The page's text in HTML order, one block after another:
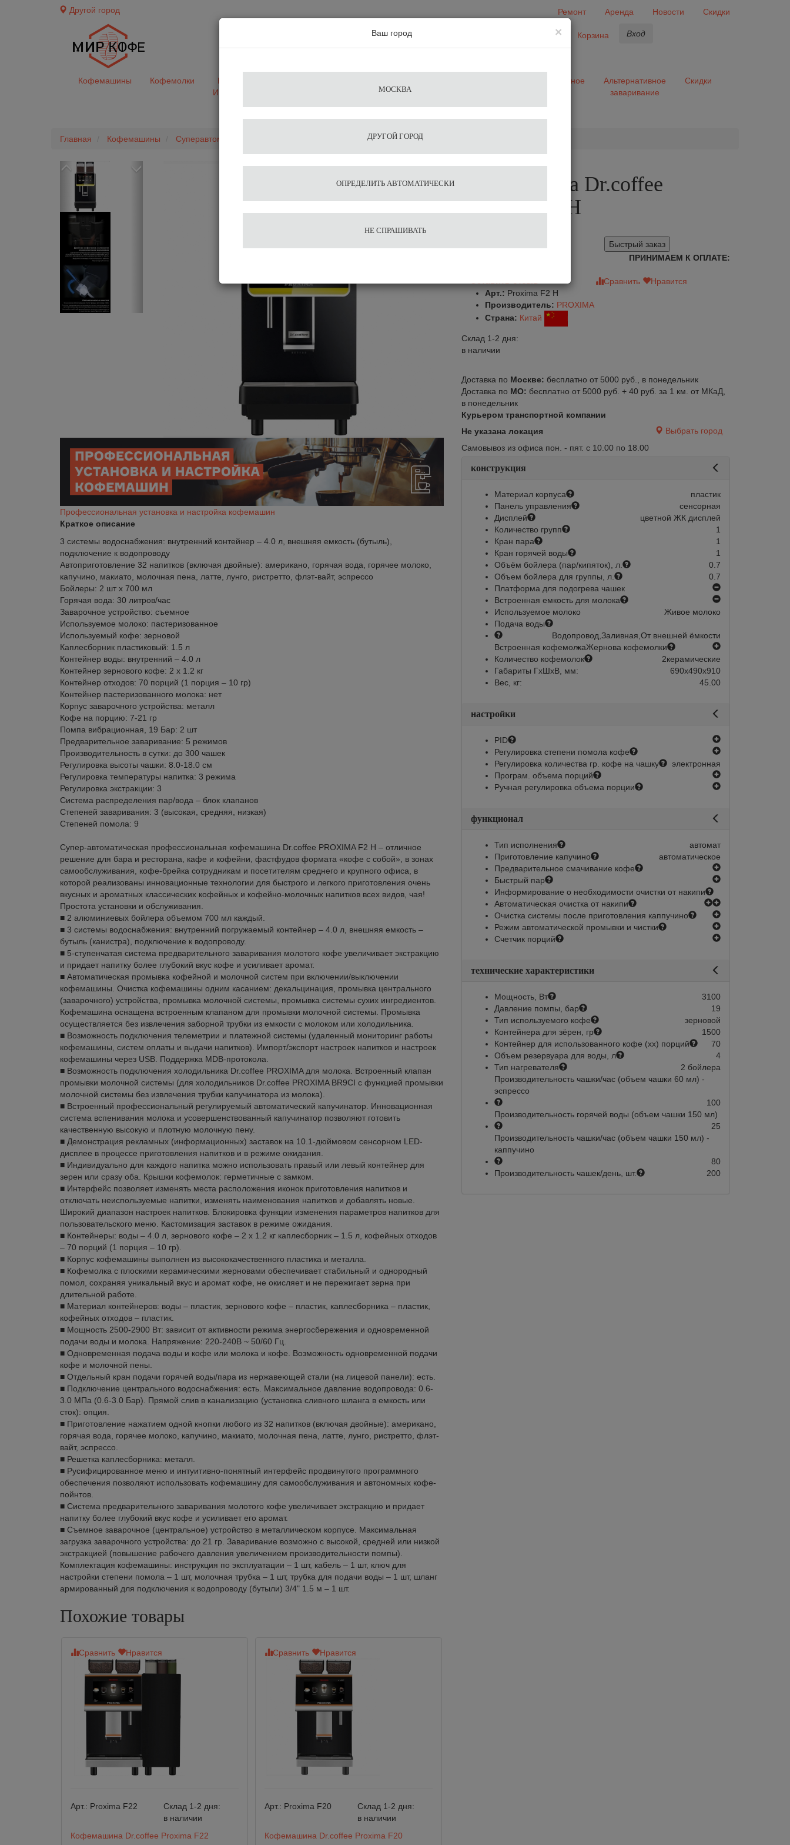
Другой город Ремонт Аренда Новости
Скидки
Избранное Корзина Вход
Кофемашины Кофемолки
Кофе&Чай
Ингредиенты
средства
Разное
Альтернативное
заваривание
Скидки
Главная Кофемашины Суперавтоматы Кофемашина Dr.coffee Proxima F2 H
Previous
Профессиональная установка и настройка кофемашин
Краткое описание
3 системы водоснабжения: внутренний контейнер – 4.0 л, внешняя емкость (бутыль),
подключение к водопроводу
Автоприготовление 32 напитков (включая двойные): американо, горячая вода, горячее молоко,
капучино, макиато, молочная пена, латте, лунго, ристретто, флэт-вайт, эспрессо
Бойлеры: 2 шт х 700 мл
Горячая вода: 30 литров/час
Заварочное устройство: съемное
Используемое молоко: пастеризованное
Используемый кофе: зерновой
Каплесборник пластиковый: 1.5 л
Контейнер воды: внутренний – 4.0 л
Контейнер зернового кофе: 2 х 1.2 кг
Контейнер отходов: 70 порций (1 порция – 10 гр)
Контейнер пастеризованного молока: нет
Корпус заварочного устройства: металл
Кофе на порцию: 7-21 гр
Помпа вибрационная, 19 Бар: 2 шт
Предварительное заваривание: 5 режимов
Производительность в сутки: до 300 чашек
Регулировка высоты чашки: 8.0-18.0 см
Регулировка температуры напитка: 3 режима
Регулировка экстракции: 3
Система распределения пар/вода – блок клапанов
Степеней заваривания: 3 (высокая, средняя, низкая)
Степеней помола: 9
Cупер-автоматическая профессиональная кофемашина Dr.coffee PROXIMA F2 H – отличное
решение для бара и ресторана, кафе и кофейни, фастфудов формата «кофе с собой», в зонах
самообслуживания, кофе-брейка сотрудникам и посетителям среднего и крупного офиса, в
которой реализованы инновационные технологии для быстрого и легкого приготовления очень
вкусных и ароматных классических кофейных и кофейно-молочных напитков всех видов, чая!
Простота установки и обслуживания.
■ 2 алюминиевых бойлера объемом 700 мл каждый.
■ 3 системы водоснабжения: внутренний погружаемый контейнер – 4.0 л, внешняя емкость –
бутыль (канистра), подключение к водопроводу.
■ 5-ступенчатая система предварительного заваривания молотого кофе увеличивает экстракцию
и придает напитку более глубокий вкус кофе и усиливает аромат.
■ Автоматическая промывка кофейной и молочной систем при включении/выключении
кофемашины. Очистка кофемашины одним касанием: декальцинация, промывка центрального
(заварочного) устройства, промывка молочной системы, промывка системы сухих ингредиентов.
Кофемашина оснащена встроенным клапаном для промывки молочной системы. Промывка
осуществляется без извлечения заборной трубки из емкости с молоком или холодильника.
■ Возможность подключения телеметрии и платежной системы (удаленный мониторинг работы
кофемашины, систем оплаты и выдачи напитков). Импорт/экспорт настроек напитков и настроек
кофемашины через USB. Поддержка MDB-протокола.
■ Возможность подключения холодильника Dr.coffee PROXIMA для молока. Встроенный клапан
промывки молочной системы (для холодильников Dr.coffee PROXIMA BR9CI с функцией промывки
молочной системы без извлечения трубки капучинатора из молока).
■ Встроенный профессиональный регулируемый автоматический капучинатор. Инновационная
система вспенивания молока и усовершенствованный капучинатор позволяют готовить
качественную высокую и плотную молочную пену.
■ Демонстрация рекламных (информационных) заставок на 10.1-дюймовом сенсорном LED-
дисплее в процессе приготовления напитков и в режиме ожидания.
■ Индивидуально для каждого напитка можно использовать правый или левый контейнер для
зерен или сразу оба. Крышки кофемолок: герметичные с замком.
■ Интерфейс позволяет изменять места расположения иконок приготовления напитков и
отключать неиспользуемые напитки, изменять наименования напитков и добавлять новые.
Широкий диапазон настроек напитков. Блокировка функции изменения параметров напитков для
пользовательского меню. Кастомизация заставок в режиме ожидания.
■ Контейнеры: воды – 4.0 л, зернового кофе – 2 x 1.2 кг каплесборник – 1.5 л, кофейных отходов
– 70 порций (1 порция – 10 гр).
■ Корпус кофемашины выполнен из высококачественного пластика и металла.
■ Кофемолка с плоскими керамическими жерновами обеспечивает стабильный и однородный
помол, сохраняя уникальный вкус и аромат кофе, не окисляет и не пережигает зерна при
длительной работе.
■ Материал контейнеров: воды – пластик, зернового кофе – пластик, каплесборника – пластик,
кофейных отходов – пластик.
■ Мощность 2500-2900 Вт: зависит от активности режима энергосбережения и одновременной
подачи воды и молока. Напряжение: 220-240В ~ 50/60 Гц.
■ Одновременная подача воды и кофе или молока и кофе. Возможность одновременной подачи
кофе и молочной пены.
■ Отдельный кран подачи горячей воды/пара из нержавеющей стали (на лицевой панели): есть.
■ Подключение центрального водоснабжения: есть. Максимальное давление водопровода: 0.6-
3.0 МПа (0.6-3.0 Бар). Прямой слив в канализацию (установка сливного шланга в емкость или
сток): опция.
■ Приготовление нажатием одной кнопки любого из 32 напитков (включая двойные): американо,
горячая вода, горячее молоко, капучино, макиато, молочная пена, латте, лунго, ристретто, флэт-
вайт, эспрессо.
■ Решетка каплесборника: металл.
■ Русифицированное меню и интуитивно-понятный интерфейс продвинутого программного
обеспечения позволяют использовать кофемашину для самообслуживания и автономных кофе-
пойнтов.
■ Система предварительного заваривания молотого кофе увеличивает экстракцию и придает
напитку более глубокий вкус кофе и усиливает его аромат.
■ Съемное заварочное (центральное) устройство в металлическом корпусе. Максимальная
загрузка заварочного устройства: до 21 гр. Заваривание возможно с высокой, средней или низкой
экстракцией (повышение рабочего давления увеличением производительности помпы).
Комплектация кофемашины: инструкция по эксплуатации – 1 шт, кабель – 1 шт, ключ для
настройки степени помола – 1 шт, молочная трубка – 1 шт, трубка для подачи воды – 1 шт, шланг
армированный для подключения к водопроводу (бутыли) 3/4" 1.5 м – 1 шт.
Похожие товары
Сравнить Нравится
Арт.: Proxima F22
Склад 1-2 дня:
в наличии
Кофемашина Dr.coffee Proxima F22
Сравнить Нравится
Арт.: Proxima F20
Склад 1-2 дня:
в наличии
Кофемашина Dr.coffee Proxima F20
Кофемашина Dr.coffee
Proxima F2 H
Быстрый заказ
ПРИНИМАЕМ К ОПЛАТЕ:
Сравнить
Нравится
Арт.: Proxima F2 H
Производитель: PROXIMA
Страна: Китай
Склад 1-2 дня:
в наличии
Доставка по Москве: бесплатно от 5000 руб., в понедельник
Доставка по МО: бесплатно от 5000 руб. + 40 руб. за 1 км. от МКаД,
в понедельник
Курьером транспортной компании
Не указана локация
Выбрать город
Самовывоз из офиса пон. - пят. с 10.00 по 18.00
конструкция
Материал корпуса
пластик
Панель управления
сенсорная
Дисплей
цветной ЖК дисплей
Количество групп
1
Кран пара
1
Кран горячей воды
1
Объём бойлера (пар/кипяток), л.
0.7
Объем бойлера для группы, л.
0.7
Платформа для подогрева чашек
нет
Встроенная емкость для молока
нет
Используемое молоко
Живое молоко
Подача воды
Водопровод,Заливная,От внешней ёмкости
Встроенная кофемолка
есть
Жернова кофемолки
керамические
Количество кофемолок
2
Габариты ГхШхВ, мм:
690х490х910
Вес, кг:
45.00
настройки
PID
есть
Регулировка степени помола кофе
есть
Регулировка количества гр. кофе на чашку
электронная
Програм. объема порций
есть
Ручная регулировка объема порции
есть
функционал
Тип исполнения
автомат
Приготовление капучино
автоматическое
Предварительное смачивание кофе
есть
Быстрый пар
есть
Информирование о необходимости очистки от накипи
есть
Автоматическая очистка от накипи
есть
Очистка системы после приготовления каппучино
есть
Режим автоматической промывки и чистки
есть
Счетчик порций
есть
технические характеристики
Мощность, Вт
3100
Давление помпы, бар
19
Тип используемого кофе
зерновой
Контейнера для зёрен, гр
1500
Контейнер для использованного кофе (хх) порций
70
Объем резервуара для воды, л
4
Тип нагревателя
2 бойлера
Производительность чашки/час (объем чашки 60 мл) -
эспрессо
100
Производительность горячей воды (объем чашки 150 мл)
25
Производительность чашки/час (объем чашки 150 мл) -
каппучино
80
Производительность чашек/день, шт.
200
×
Ваш город
МОСКВА
ДРУГОЙ ГОРОД
ОПРЕДЕЛИТЬ АВТОМАТИЧЕСКИ
НЕ СПРАШИВАТЬ